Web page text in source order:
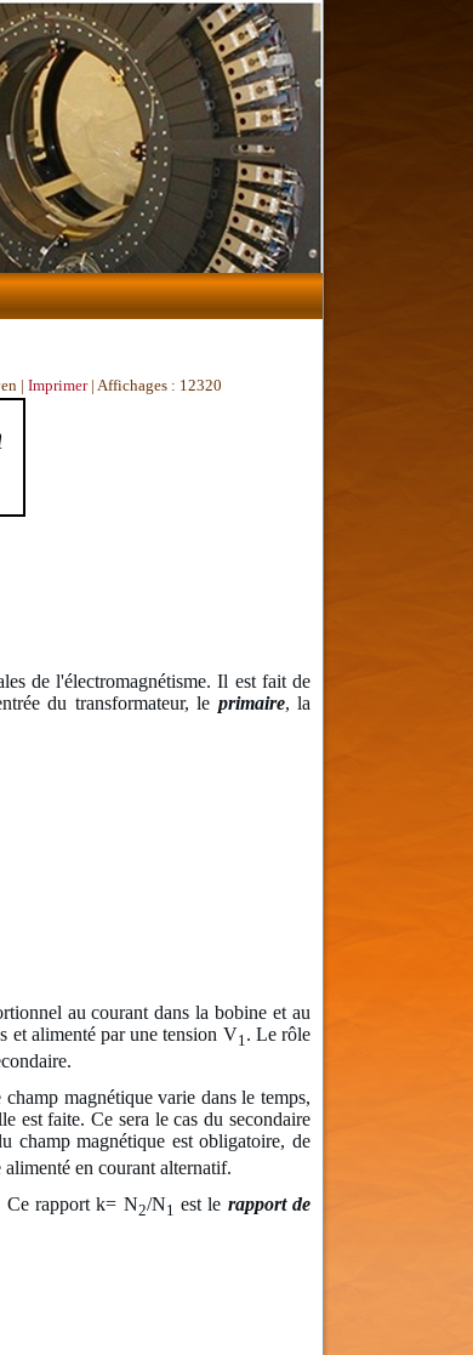
| Imprimer | Affichages : 12320
de l'électromagnétisme. Il est fait de
du transformateur, le primaire, la
au courant dans la bobine et au
et alimenté par une tension V1. Le rôle
magnétique varie dans le temps,
est faite. Ce sera le cas du secondaire
champ magnétique est obligatoire, de
en courant alternatif.
Ce rapport k= N2/N1 est le rapport de